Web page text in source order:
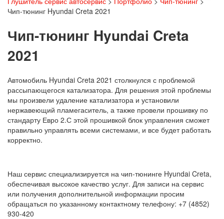
Чип-тюнинг Hyundai Creta 2021
Чип-тюнинг Hyundai Creta
2021
Автомобиль Hyundai Creta 2021 столкнулся с проблемой
рассыпающегося катализатора. Для решения этой проблемы
мы произвели удаление катализатора и установили
нержавеющий пламегаситель, а также провели прошивку по
стандарту Евро 2.С этой прошивкой блок управления сможет
правильно управлять всеми системами, и все будет работать
корректно.
Наш сервис специализируется на чип-тюнинге Hyundai Creta,
обеспечивая высокое качество услуг. Для записи на сервис
или получения дополнительной информации просим
обращаться по указанному контактному телефону: +7 (4852)
930-420